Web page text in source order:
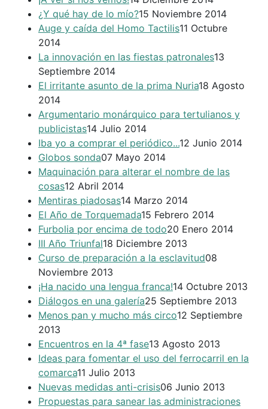
¿Y qué hay de lo mío?15 Noviembre 2014
Auge y caída del Homo Tactilis11 Octubre
2014
La innovación en las fiestas patronales13
Septiembre 2014
El irritante asunto de la prima Nuria18 Agosto
2014
Argumentario monárquico para tertulianos y
publicistas14 Julio 2014
Iba yo a comprar el periódico...12 Junio 2014
Globos sonda07 Mayo 2014
Maquinación para alterar el nombre de las
cosas12 Abril 2014
Mentiras piadosas14 Marzo 2014
El Año de Torquemada15 Febrero 2014
Furbolia por encima de todo20 Enero 2014
III Año Triunfal18 Diciembre 2013
Curso de preparación a la esclavitud08
Noviembre 2013
¡Ha nacido una lengua franca!14 Octubre 2013
Diálogos en una galería25 Septiembre 2013
Menos pan y mucho más circo12 Septiembre
2013
Encuentros en la 4ª fase13 Agosto 2013
Ideas para fomentar el uso del ferrocarril en la
comarca11 Julio 2013
Nuevas medidas anti-crisis06 Junio 2013
Propuestas para sanear las administraciones